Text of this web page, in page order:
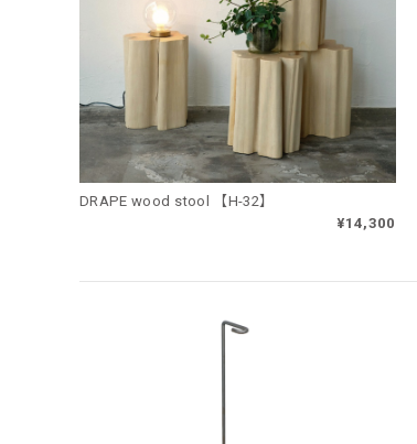
DRAPE wood stool 【H-32】
¥14,300